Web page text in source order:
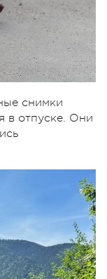
снимки
в отпуске. Они